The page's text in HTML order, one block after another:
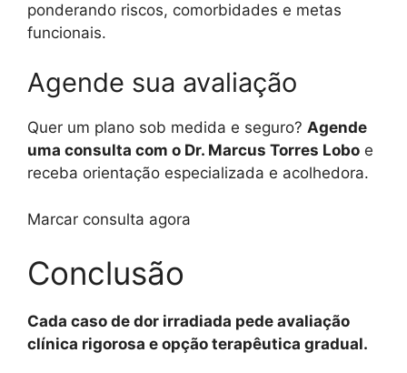
ponderando riscos, comorbidades e metas
funcionais.
Agende sua avaliação
Quer um plano sob medida e seguro? Agende
uma consulta com o Dr. Marcus Torres Lobo e
receba orientação especializada e acolhedora.
Marcar consulta agora
Conclusão
Cada caso de dor irradiada pede avaliação
clínica rigorosa e opção terapêutica gradual.